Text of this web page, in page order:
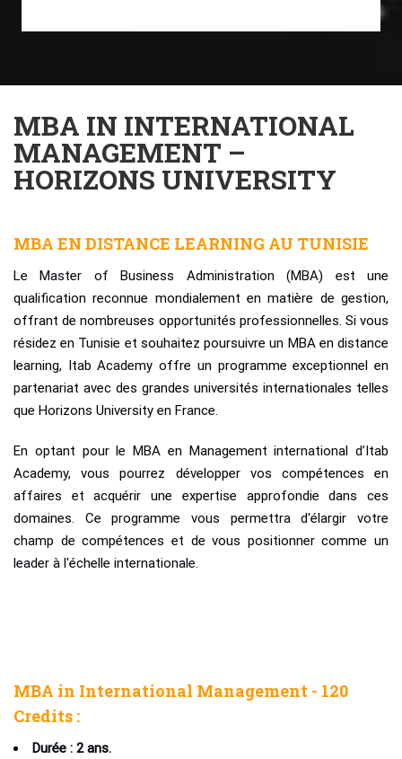
MBA IN INTERNATIONAL
MANAGEMENT –
HORIZONS UNIVERSITY
MBA EN DISTANCE LEARNING AU TUNISIE
Le Master of Business Administration (MBA) est une
qualification reconnue mondialement en matière de gestion,
offrant de nombreuses opportunités professionnelles. Si vous
résidez en Tunisie et souhaitez poursuivre un MBA en distance
learning, Itab Academy offre un programme exceptionnel en
partenariat avec des grandes universités internationales telles
que Horizons University en France.
En optant pour le MBA en Management international d’Itab
Academy, vous pourrez développer vos compétences en
affaires et acquérir une expertise approfondie dans ces
domaines. Ce programme vous permettra d'élargir votre
champ de compétences et de vous positionner comme un
leader à l'échelle internationale.
MBA in International Management - 120
Credits :
Durée : 2 ans.